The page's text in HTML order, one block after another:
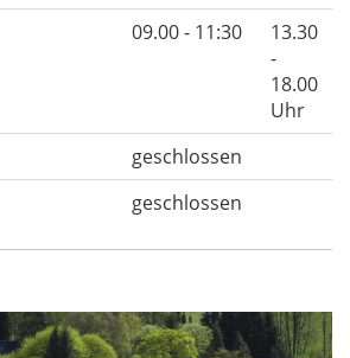
09.00 - 11:30
13.30
-
18.00
Uhr
geschlossen
geschlossen